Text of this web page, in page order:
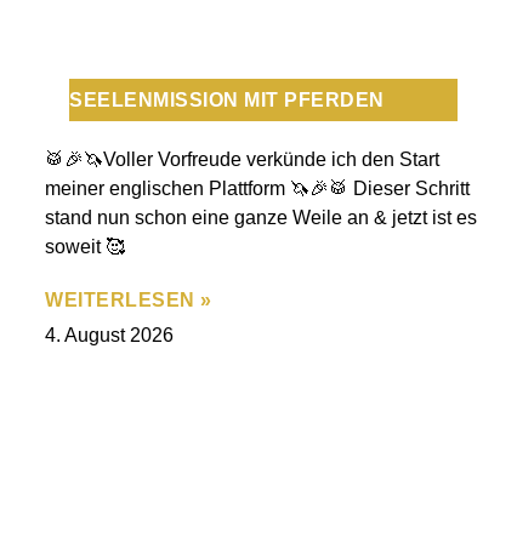
SEELENMISSION MIT PFERDEN
🥁🎉🦄Voller Vorfreude verkünde ich den Start
meiner englischen Plattform 🦄🎉🥁 Dieser Schritt
stand nun schon eine ganze Weile an & jetzt ist es
soweit 🥰
WEITERLESEN »
4. August 2026